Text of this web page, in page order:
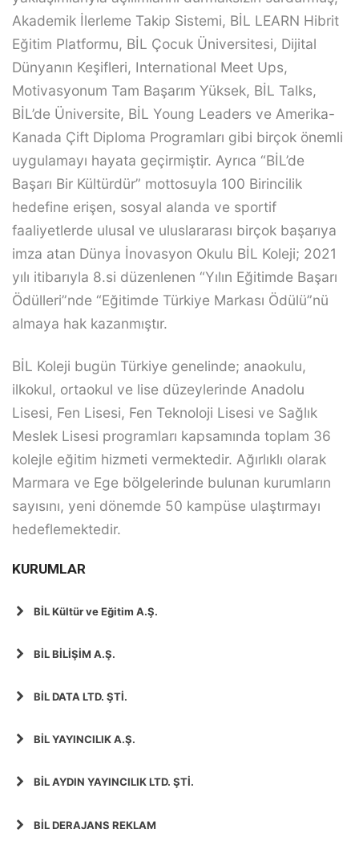
Akademik İlerleme Takip Sistemi, BİL LEARN Hibrit
Eğitim Platformu, BİL Çocuk Üniversitesi, Dijital
Dünyanın Keşifleri, International Meet Ups,
Motivasyonum Tam Başarım Yüksek, BİL Talks,
BİL’de Üniversite, BİL Young Leaders ve Amerika-
Kanada Çift Diploma Programları gibi birçok önemli
uygulamayı hayata geçirmiştir. Ayrıca “BİL’de
Başarı Bir Kültürdür” mottosuyla 100 Birincilik
hedefine erişen, sosyal alanda ve sportif
faaliyetlerde ulusal ve uluslararası birçok başarıya
imza atan Dünya İnovasyon Okulu BİL Koleji; 2021
yılı itibarıyla 8.si düzenlenen “Yılın Eğitimde Başarı
Ödülleri”nde “Eğitimde Türkiye Markası Ödülü”nü
almaya hak kazanmıştır.
BİL Koleji bugün Türkiye genelinde; anaokulu,
ilkokul, ortaokul ve lise düzeylerinde Anadolu
Lisesi, Fen Lisesi, Fen Teknoloji Lisesi ve Sağlık
Meslek Lisesi programları kapsamında toplam 36
kolejle eğitim hizmeti vermektedir. Ağırlıklı olarak
Marmara ve Ege bölgelerinde bulunan kurumların
sayısını, yeni dönemde 50 kampüse ulaştırmayı
hedeflemektedir.
KURUMLAR
BİL Kültür ve Eğitim A.Ş.
BİL BİLİŞİM A.Ş.
BİL DATA LTD. ŞTİ.
BİL YAYINCILIK A.Ş.
BİL AYDIN YAYINCILIK LTD. ŞTİ.
BİL DERAJANS REKLAM